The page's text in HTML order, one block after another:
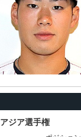
ジア選手権